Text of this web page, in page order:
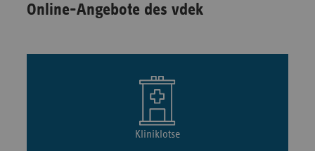
Online-Angebote des vdek
Kliniklotse